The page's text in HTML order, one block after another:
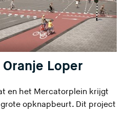
Loper
en het Mercatorplein krijgt
opknapbeurt. Dit project